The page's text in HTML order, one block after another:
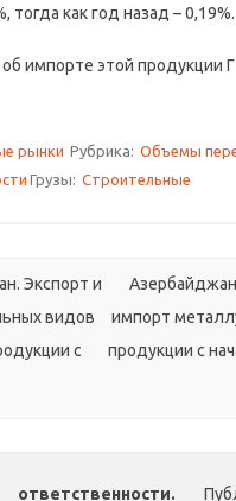
тогда как год назад – 0,19%.
этой продукции
рынки Рубрика: Объемы
Грузы: Строительные
Экспорт и
видов
с
импорт
продукции с